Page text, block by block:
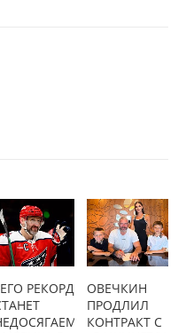
РЕКОРД
ОВЕЧКИН
ПРОДЛИЛ
КОНТРАКТ С